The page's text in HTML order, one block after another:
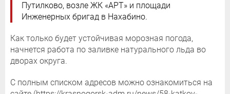
Путилково, возле ЖК «АРТ» и площади
Инженерных бригад в Нахабино.
Как только будет устойчивая морозная погода,
начнется работа по заливке натурального льда во
дворах округа.
С полным списком адресов можно ознакомиться на